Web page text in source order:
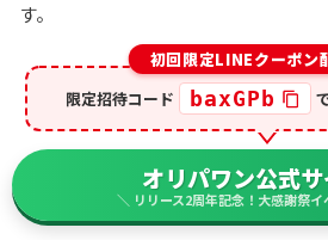
す。
初回限定LINEクーポン
限定招待コード
baxGPb
オリパワン公式
＼ リリース2周年記念！大感謝祭